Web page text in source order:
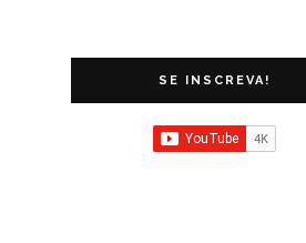
SE INSCREVA!